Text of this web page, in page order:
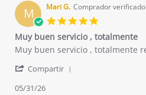
on
29
Jun
2020
M Mari G. Comprador verificado
rating
Muy buen servicio , totalmente
Review
Mari
on
review
Muy
servicio
Muy buen servicio , totalmente
Compartir
05/31/26